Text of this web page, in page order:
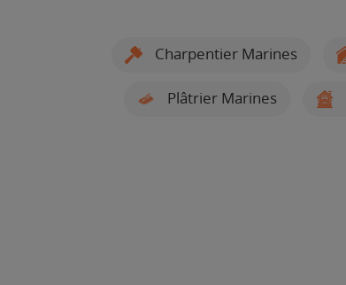
Charpentier Marines
Plâtrier Marines